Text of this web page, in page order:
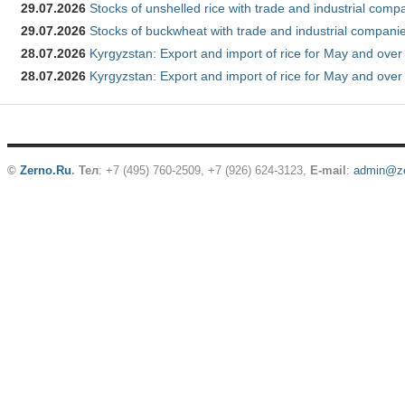
29.07.2026 Stocks of unshelled rice with trade and industrial
29.07.2026 Stocks of buckwheat with trade and industrial
28.07.2026 Kyrgyzstan: Export and import of rice for May and
28.07.2026 Kyrgyzstan: Export and import of rice for May and
© Zerno.Ru. Тел: +7 (495) 760-2509, +7 (926) 624-3123, E-mail :